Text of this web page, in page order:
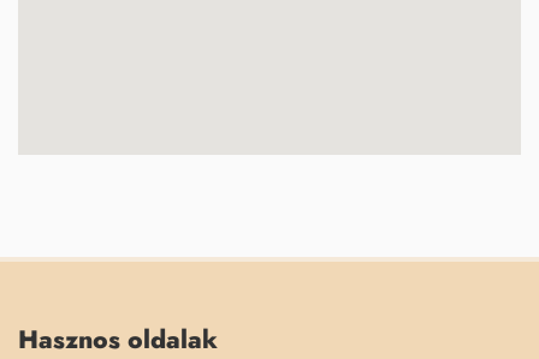
Hasznos oldalak